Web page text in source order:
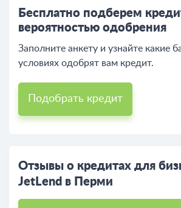
Бесплатно подберем
вероятностью одобрения
Заполните анкету и узнайте какие
условиях одобрят вам кредит.
Подобрать кредит
Отзывы о кредитах для бизнеса
JetLend в Перми